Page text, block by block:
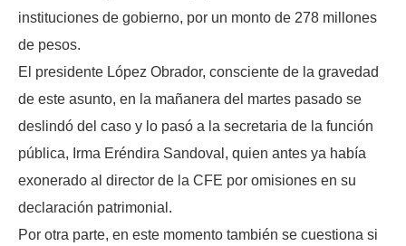
instituciones de gobierno, por un monto de 278 millones
de pesos.
El presidente López Obrador, consciente de la gravedad
de este asunto, en la mañanera del martes pasado se
deslindó del caso y lo pasó a la secretaria de la función
pública, Irma Eréndira Sandoval, quien antes ya había
exonerado al director de la CFE por omisiones en su
declaración patrimonial.
Por otra parte, en este momento también se cuestiona si